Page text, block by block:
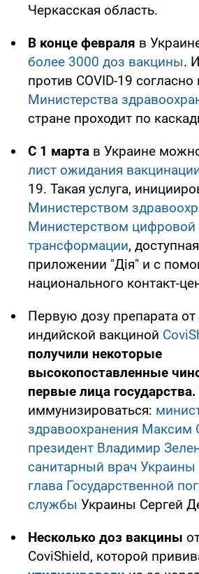
Черкасская область.
В конце февраля в
более 3000 доз вакцины.
против COVID-19
Министерства
стране проходит по
С 1 марта в Украине
лист ожидания
19. Такая услуга,
Министерством
Министерством цифровой
трансформации,
приложении "Дія" и с
национального контакт-
Первую дозу препарата от
индийской вакциной
получили некоторые
высокопоставленные
первые лица государства.
иммунизироваться:
здравоохранения Максим
президент Владимир
санитарный врач Украины
глава Государственной
службы Украины Сергей
Несколько доз вакцины
CoviShield, которой